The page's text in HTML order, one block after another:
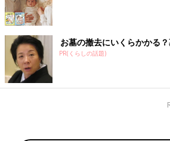
お墓の撤去にいくらかかる
PR(くらしの話題)